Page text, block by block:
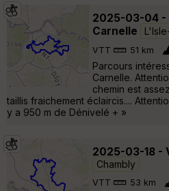
2025-03-04 -
Carnelle
VTT 51 km
Parcours
Carnelle.
chemin est
taillis fraichement éclaircis....
y a 950 m de Dénivelé + »
2025-03-18 -
Chambly
VTT 53 km